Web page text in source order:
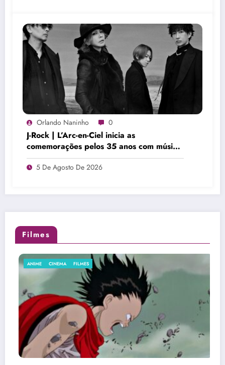
Orlando Naninho 0
J-Rock | L’Arc-en-Ciel inicia as
comemorações pelos 35 anos com música
inédita
5 De Agosto De 2026
Filmes
CINEMA FILMES